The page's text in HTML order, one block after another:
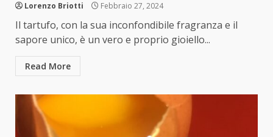
Lorenzo Briotti Febbraio 27, 2024
Il tartufo, con la sua inconfondibile fragranza e il
sapore unico, è un vero e proprio gioiello...
Read More